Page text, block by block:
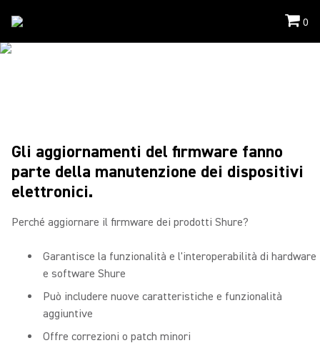
0
Gli aggiornamenti del firmware fanno
parte della manutenzione dei dispositivi
elettronici.
Perché aggiornare il firmware dei prodotti Shure?
Garantisce la funzionalità e l'interoperabilità di hardware
e software Shure
Può includere nuove caratteristiche e funzionalità
aggiuntive
Offre correzioni o patch minori